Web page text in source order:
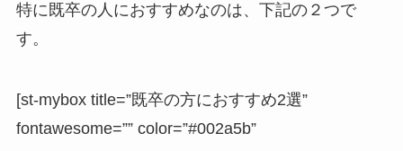
特に既卒の人におすすめなのは、下記の２つで
す。
[st-mybox title=”既卒の方におすすめ2選”
fontawesome=”” color=”#002a5b”